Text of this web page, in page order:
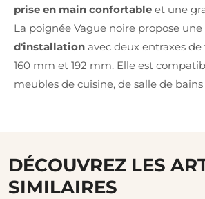
prise en main confortable et une
La poignée Vague noire propose une
d'installation avec deux entraxes
160 mm et 192 mm. Elle est
meubles de cuisine, de salle de
DÉCOUVREZ LES
SIMILAIRES